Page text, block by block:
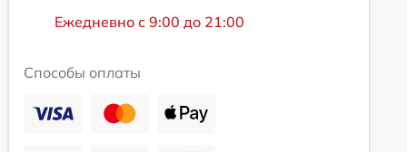
Ежедневно с 9:00 до 21:00
Способы оплаты